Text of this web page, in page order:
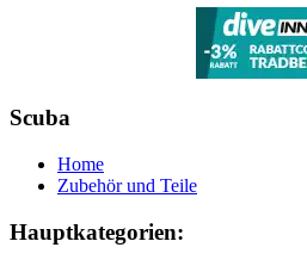
Scuba
Home
Zubehör und Teile
Hauptkategorien: